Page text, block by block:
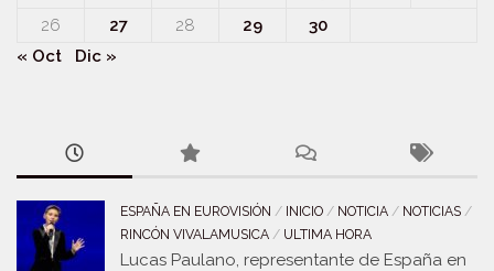
26
27 28 29
30
« Oct
Dic »
ESPAÑA EN EUROVISIÓN / INICIO / NOTICIA / NOTICIAS /
RINCÓN VIVALAMUSICA / ULTIMA HORA
Lucas Paulano, representante de España en